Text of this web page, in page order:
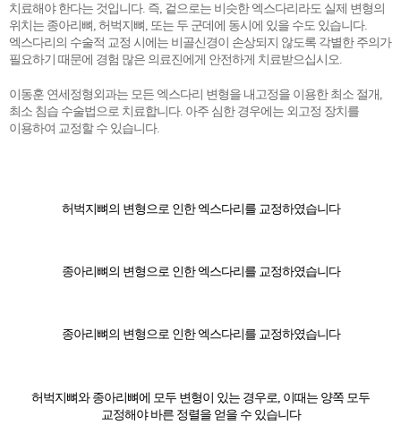
치료해야 한다는 것입니다. 즉, 겉으로는 비슷한 엑스다리라도 실제 변형의
위치는 종아리뼈, 허벅지뼈, 또는 두 군데에 동시에 있을 수도 있습니다.
엑스다리의 수술적 교정 시에는 비골신경이 손상되지 않도록 각별한 주의가
필요하기 때문에 경험 많은 의료진에게 안전하게 치료받으십시오.
이동훈 연세정형외과는 모든 엑스다리 변형을 내고정을 이용한 최소 절개,
최소 침습 수술법으로 치료합니다. 아주 심한 경우에는 외고정 장치를
이용하여 교정할 수 있습니다.
허벅지뼈의 변형으로 인한 엑스다리를 교정하였습니다
종아리뼈의 변형으로 인한 엑스다리를 교정하였습니다
종아리뼈의 변형으로 인한 엑스다리를 교정하였습니다
허벅지뼈와 종아리뼈에 모두 변형이 있는 경우로, 이때는 양쪽 모두
교정해야 바른 정렬을 얻을 수 있습니다